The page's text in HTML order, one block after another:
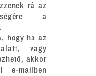
rá az
a
hogy ha az
vagy
akkor
e-mailben